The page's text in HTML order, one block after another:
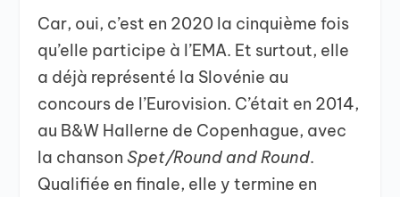
Car, oui, c’est en 2020 la cinquième fois
qu’elle participe à l’EMA. Et surtout, elle
a déjà représenté la Slovénie au
concours de l’Eurovision. C’était en 2014,
au B&W Hallerne de Copenhague, avec
la chansonSpet/Round and Round.
Qualifiée en finale, elle y termine en